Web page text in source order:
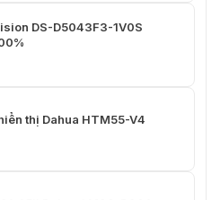
DS-D5043F3-1V0S
thị Dahua HTM55-V4